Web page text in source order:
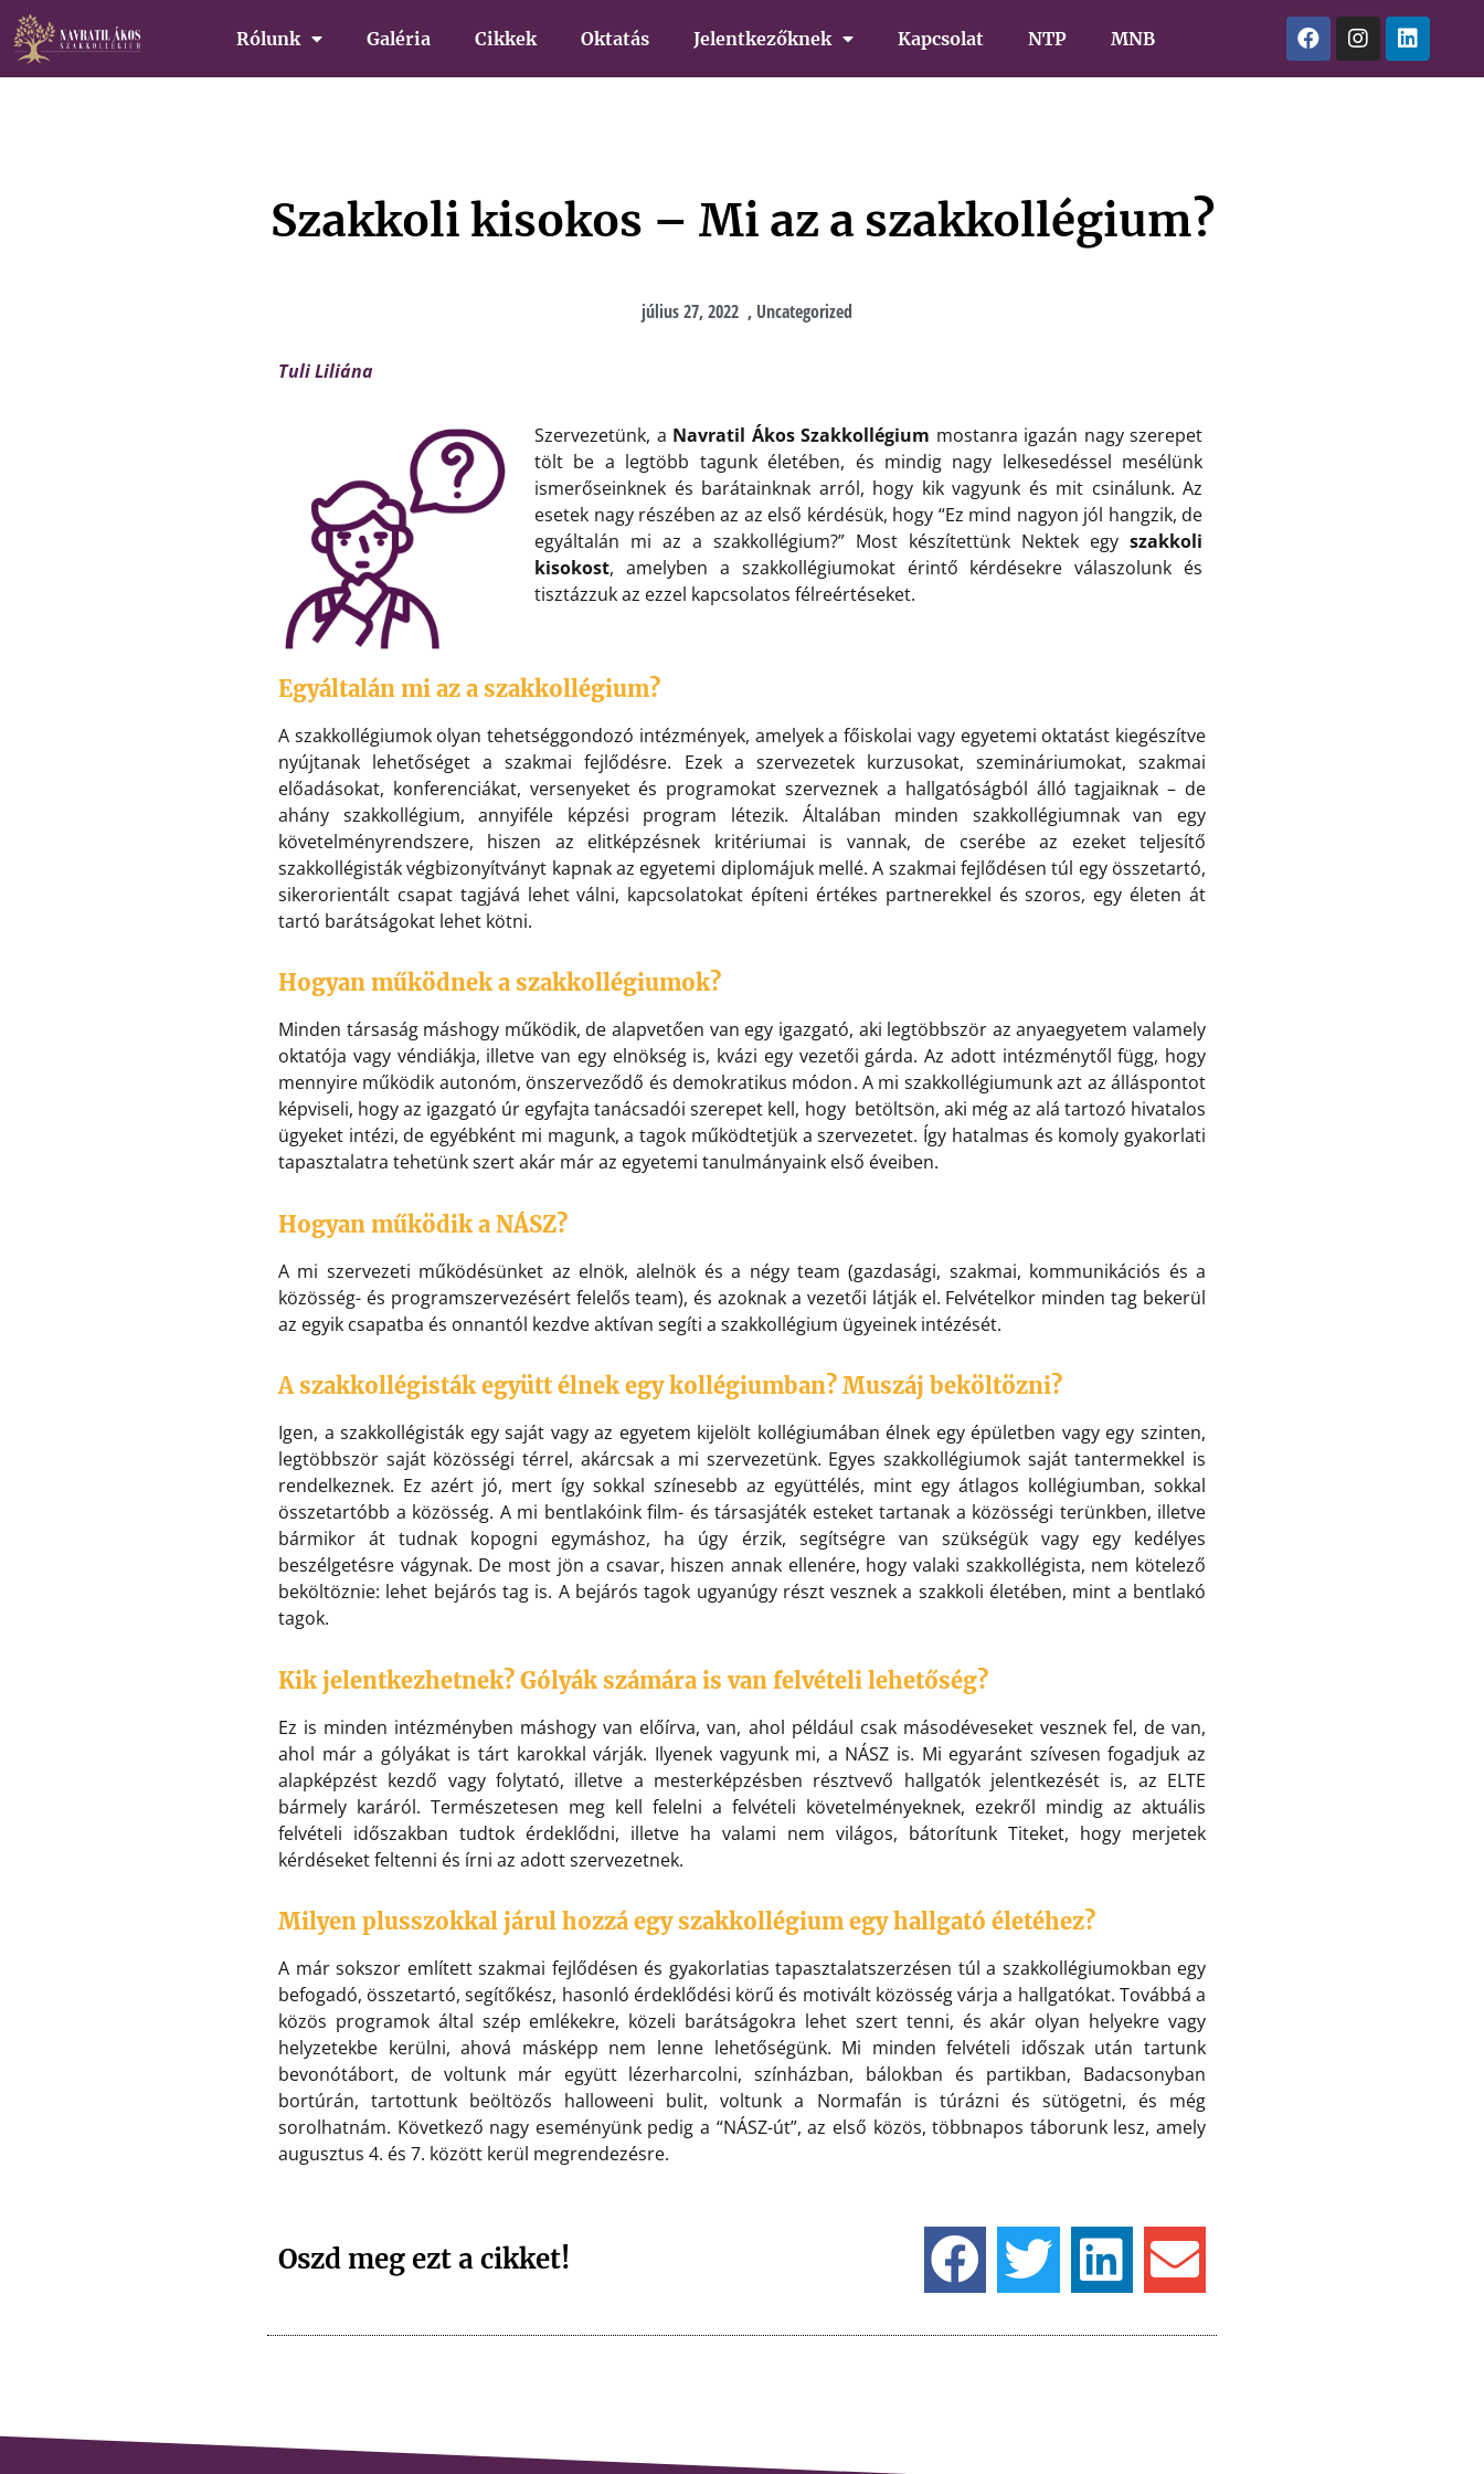
Rólunk Galéria Cikkek Oktatás Jelentkezőknek Kapcsolat NTP MNB
Szakkoli kisokos – Mi az a szakkollégium?
július 27, 2022 , Uncategorized
Tuli Liliána
Szervezetünk, a Navratil Ákos Szakkollégium mostanra igazán nagy szerepet
tölt be a legtöbb tagunk életében, és mindig nagy lelkesedéssel mesélünk
ismerőseinknek és barátainknak arról, hogy kik vagyunk és mit csinálunk. Az
esetek nagy részében az az első kérdésük, hogy “Ez mind nagyon jól hangzik, de
egyáltalán mi az a szakkollégium?” Most készítettünk Nektek egyszakkoli
kisokost, amelyben a szakkollégiumokat érintő kérdésekre válaszolunk és
tisztázzuk az ezzel kapcsolatos félreértéseket.
Egyáltalán mi az a szakkollégium?
A szakkollégiumok olyan tehetséggondozó intézmények, amelyek a főiskolai vagy egyetemi oktatást kiegészítve
nyújtanak lehetőséget a szakmai fejlődésre. Ezek a szervezetek kurzusokat, szemináriumokat, szakmai
előadásokat, konferenciákat, versenyeket és programokat szerveznek a hallgatóságból álló tagjaiknak – de
ahány szakkollégium, annyiféle képzési program létezik. Általában minden szakkollégiumnak van egy
követelményrendszere, hiszen az elitképzésnek kritériumai is vannak, de cserébe az ezeket teljesítő
szakkollégisták végbizonyítványt kapnak az egyetemi diplomájuk mellé. A szakmai fejlődésen túl egy összetartó,
sikerorientált csapat tagjává lehet válni, kapcsolatokat építeni értékes partnerekkel és szoros, egy életen át
tartó barátságokat lehet kötni.
Hogyan működnek a szakkollégiumok?
Minden társaság máshogy működik, de alapvetően van egy igazgató, aki legtöbbször az anyaegyetem valamely
oktatója vagy véndiákja, illetve van egy elnökség is, kvázi egy vezetői gárda. Az adott intézménytől függ, hogy
mennyire működik autonóm, önszerveződő és demokratikus módon. A mi szakkollégiumunk azt az álláspontot
képviseli, hogy az igazgató úr egyfajta tanácsadói szerepet kell, hogy betöltsön, aki még az alá tartozó hivatalos
ügyeket intézi, de egyébként mi magunk, a tagok működtetjük a szervezetet. Így hatalmas és komoly gyakorlati
tapasztalatra tehetünk szert akár már az egyetemi tanulmányaink első éveiben.
Hogyan működik a NÁSZ?
A mi szervezeti működésünket az elnök, alelnök és a négy team (gazdasági, szakmai, kommunikációs és a
közösség- és programszervezésért felelős team), és azoknak a vezetői látják el. Felvételkor minden tag bekerül
az egyik csapatba és onnantól kezdve aktívan segíti a szakkollégium ügyeinek intézését.
Aszakkollégisták együtt élnek egy kollégiumban? Muszáj beköltözni?
Igen, a szakkollégisták egy saját vagy az egyetem kijelölt kollégiumában élnek egy épületben vagy egy szinten,
legtöbbször saját közösségi térrel, akárcsak a mi szervezetünk. Egyes szakkollégiumok saját tantermekkel is
rendelkeznek. Ez azért jó, mert így sokkal színesebb az együttélés, mint egy átlagos kollégiumban, sokkal
összetartóbb a közösség. A mi bentlakóink film- és társasjáték esteket tartanak a közösségi terünkben, illetve
bármikor át tudnak kopogni egymáshoz, ha úgy érzik, segítségre van szükségük vagy egy kedélyes
beszélgetésre vágynak. De most jön a csavar, hiszen annak ellenére, hogy valaki szakkollégista, nem kötelező
beköltöznie: lehet bejárós tag is. A bejárós tagok ugyanúgy részt vesznek a szakkoli életében, mint a bentlakó
tagok.
Kik jelentkezhetnek? Gólyák számára is van felvételi lehetőség?
Ez is minden intézményben máshogy van előírva, van, ahol például csak másodéveseket vesznek fel, de van,
ahol már a gólyákat is tárt karokkal várják. Ilyenek vagyunk mi, a NÁSZ is. Mi egyaránt szívesen fogadjuk az
alapképzést kezdő vagy folytató, illetve a mesterképzésben résztvevő hallgatók jelentkezését is, az ELTE
bármely karáról. Természetesen meg kell felelni a felvételi követelményeknek, ezekről mindig az aktuális
felvételi időszakban tudtok érdeklődni, illetve ha valami nem világos, bátorítunk Titeket, hogy merjetek
kérdéseket feltenni és írni az adott szervezetnek.
Milyen plusszokkal járul hozzá egy szakkollégium egy hallgató életéhez?
A már sokszor említett szakmai fejlődésen és gyakorlatias tapasztalatszerzésen túl a szakkollégiumokban egy
befogadó, összetartó, segítőkész, hasonló érdeklődési körű és motivált közösség várja a hallgatókat. Továbbá a
közös programok által szép emlékekre, közeli barátságokra lehet szert tenni, és akár olyan helyekre vagy
helyzetekbe kerülni, ahová másképp nem lenne lehetőségünk. Mi minden felvételi időszak után tartunk
bevonótábort, de voltunk már együtt lézerharcolni, színházban, bálokban és partikban, Badacsonyban
bortúrán, tartottunk beöltözős halloweeni bulit, voltunk a Normafán is túrázni és sütögetni, és még
sorolhatnám. Következő nagy eseményünk pedig a “NÁSZ-út”, az első közös, többnapos táborunk lesz, amely
augusztus 4. és 7. között kerül megrendezésre.
Oszd meg ezt a cikket!